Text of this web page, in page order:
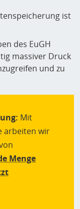
ist
des EuGH
massiver Druck
und zu
Mit
arbeiten wir
Menge